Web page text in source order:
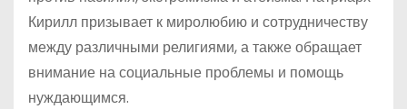
Кирилл призывает к миролюбию и сотрудничеству
между различными религиями, а также обращает
внимание на социальные проблемы и помощь
нуждающимся.